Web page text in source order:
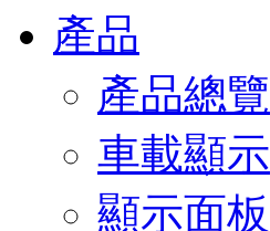
產品
產品總覽
車載顯示
顯示面板